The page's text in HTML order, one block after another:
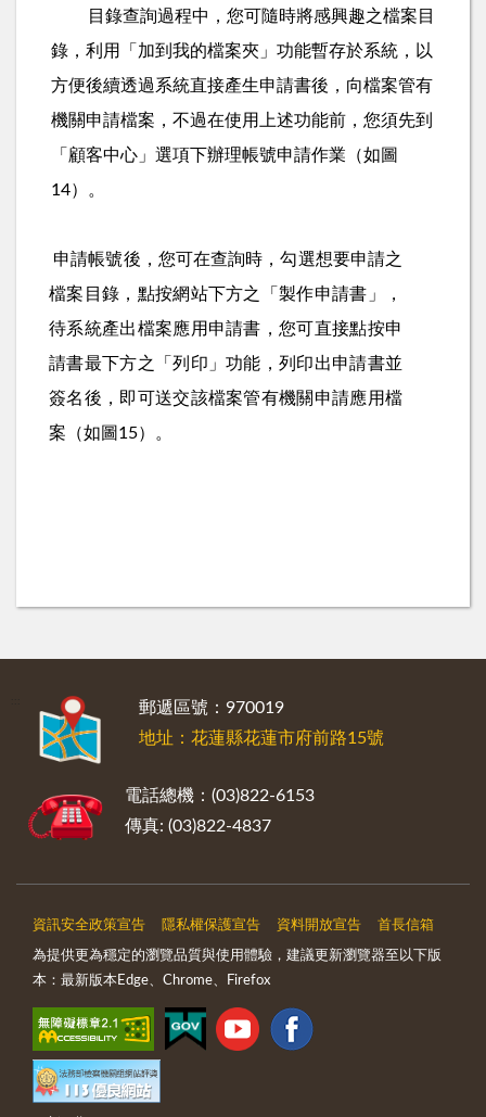
目錄查詢過程中，您可隨時將感興趣之檔案目
錄，利用「加到我的檔案夾」功能暫存於系統，以
方便後續透過系統直接產生申請書後，向檔案管有
機關申請檔案，不過在使用上述功能前，您須先到
「顧客中心」選項下辦理帳號申請作業（如圖
14）。
申請帳號後，您可在查詢時，勾選想要申請之
檔案目錄，點按網站下方之「製作申請書」，
待系統產出檔案應用申請書，您可直接點按申
請書最下方之「列印」功能，列印出申請書並
簽名後，即可送交該檔案管有機關申請應用檔
案（如圖 15）。
郵遞區號：970019
地址：花蓮縣花蓮市府前路15號
電話總機：(03)822-6153
傳真: (03)822-4837
資訊安全政策宣告 隱私權保護宣告 資料開放宣告 首長信箱
為提供更為穩定的瀏覽品質與使用體驗，建議更新瀏覽器至以下版
本：最新版本Edge、Chrome、Firefox